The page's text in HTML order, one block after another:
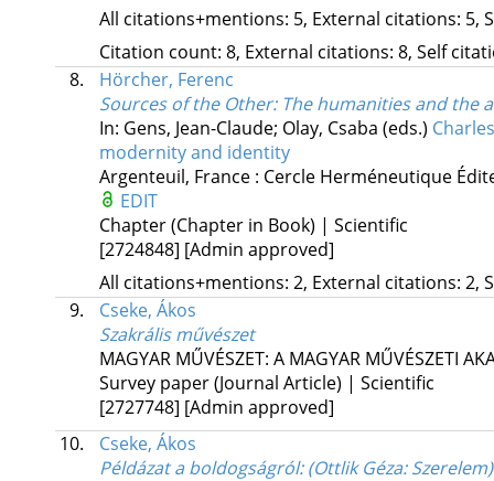
All citations+mentions: 5, External citations: 5,
Citation count: 8, External citations: 8, Self
8.
Hörcher, Ferenc
Sources of the Other: The humanities and the
In: Gens, Jean-Claude; Olay, Csaba (eds.)
modernity and identity
Argenteuil, France : Cercle Herméneutique
EDIT
Chapter (Chapter in Book) | Scientific
[2724848] [Admin approved]
All citations+mentions: 2, External citations: 2,
9.
Cseke, Ákos
Szakrális művészet
MAGYAR MŰVÉSZET: A MAGYAR MŰVÉSZETI
Survey paper (Journal Article) | Scientific
[2727748] [Admin approved]
10.
Cseke, Ákos
Példázat a boldogságról: (Ottlik Géza: Szerelem)